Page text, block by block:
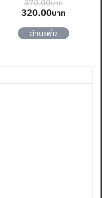
370.00
Original
was:
320.00
is:
อ่านเพิ่ม